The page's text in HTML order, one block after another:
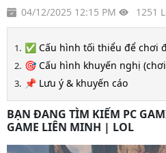
04/12/2025 12:15 PM 1251
✅ Cấu hình tối thiểu để chơi
🎯 Cấu hình khuyến nghị
📌 Lưu ý & khuyến cáo
BẠN ĐANG TÌM KIẾM PC
GAME LIÊN MINH | LOL